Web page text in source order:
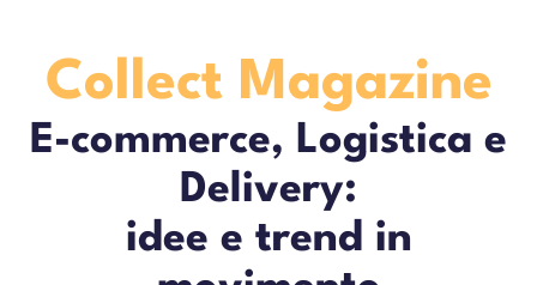
Collect Magazine
E-commerce, Logistica e
Delivery:
idee e trend in